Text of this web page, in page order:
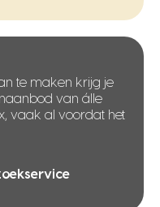
te maken krijg je
van álle
vaak al voordat het